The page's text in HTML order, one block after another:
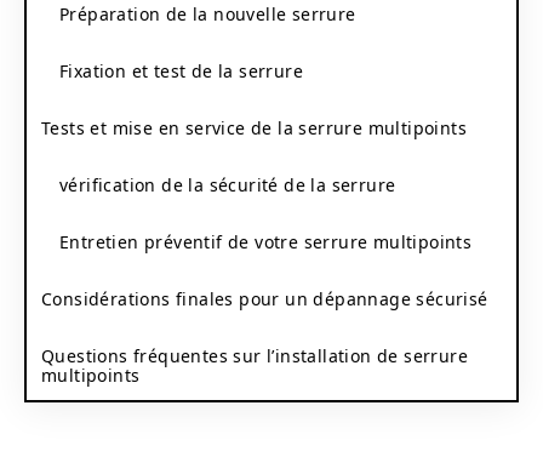
Préparation de la nouvelle serrure
Fixation et test de la serrure
Tests et mise en service de la serrure multipoints
vérification de la sécurité de la serrure
Entretien préventif de votre serrure multipoints
Considérations finales pour un dépannage sécurisé
Questions fréquentes sur l’installation de serrure
multipoints